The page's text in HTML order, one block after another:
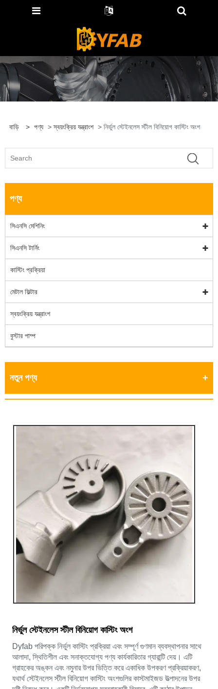
বাড়ি > পণ্য >স্বয়ংক্রিয় যন্ত্রাংশ > নির্ভুল স্টেইনলেস স্টীল বিনিয়োগ কাস্টিং অংশ
পণ্য
সিএনসি মেশিনিং
সিএনসি টার্নিং
কাস্টিং প্রক্রিয়া
মেটাল ফিল্টার
স্বয়ংক্রিয় যন্ত্রাংশ
বুস্টার পাম্প
নতুন পণ্য
নির্ভুল স্টেইনলেস স্টীল বিনিয়োগ কাস্টিং অংশ
Dyfab পরিপক্ক নির্ভুল কাস্টিং প্রক্রিয়া এবং সম্পূর্ণ গুণমান ব্যবস্থাপনার সাথে
আলাদা, স্থিতিশীল এবং সনাক্তযোগ্য পণ্য কার্যকারিতার গ্যারান্টি দেয়। এটি
গ্রাহকের অঙ্কন এবং নমুনার উপর ভিত্তি করে একাধিক উপকরণ প্রক্রিয়াকরণ,
যথার্থ স্টেইনলেস স্টীল বিনিয়োগ কাস্টিং অংশগুলির কাস্টমাইজড উত্পাদনের উপর